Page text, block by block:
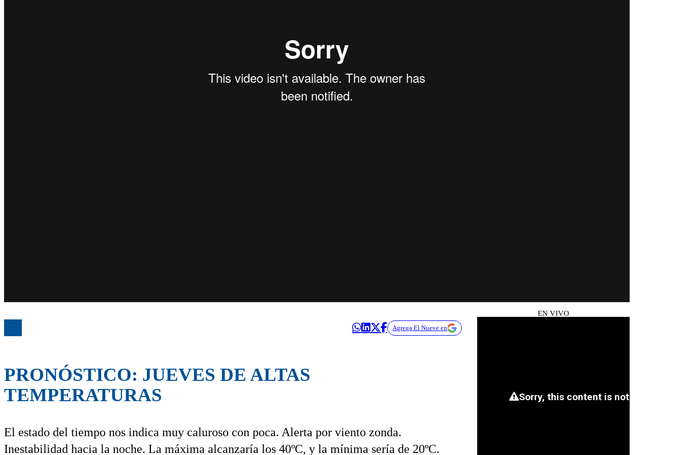
Agrega El Nueve en
PRONÓSTICO: JUEVES DE ALTAS
TEMPERATURAS
El estado del tiempo nos indica muy caluroso con poca. Alerta por viento zonda.
Inestabilidad hacia la noche. La máxima alcanzaría los 40ºC, y la mínima sería de 20ºC.
EN VIVO